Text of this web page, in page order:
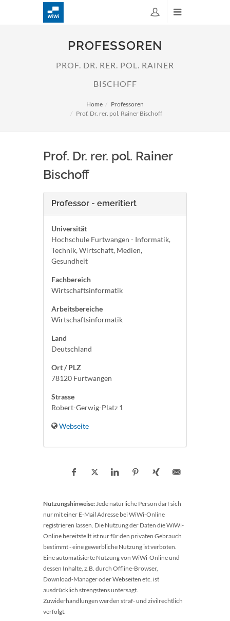
PROFESSOREN
PROF. DR. RER. POL. RAINER
BISCHOFF
Home
Professoren
Prof. Dr. rer. pol. Rainer Bischoff
Prof. Dr. rer. pol. Rainer
Bischoff
Professor - emeritiert
Universität
Hochschule Furtwangen - Informatik,
Technik, Wirtschaft, Medien,
Gesundheit
Fachbereich
Wirtschaftsinformatik
Arbeitsbereiche
Wirtschaftsinformatik
Land
Deutschland
Ort / PLZ
78120 Furtwangen
Strasse
Robert-Gerwig-Platz 1
Webseite
Nutzungshinweise:Jede natürliche Person darf sich
nur mit einer E-Mail Adresse bei WiWi-Online
registrieren lassen. Die Nutzung der Daten die WiWi-
Online bereitstellt ist nur für den privaten Gebrauch
bestimmt - eine gewerbliche Nutzung ist verboten.
Eine automatisierte Nutzung von WiWi-Online und
dessen Inhalte, z.B. durch Offline-Browser,
Download-Manager oder Webseiten etc. ist
ausdrücklich strengstens untersagt.
Zuwiderhandlungen werden straf- und zivilrechtlich
verfolgt.